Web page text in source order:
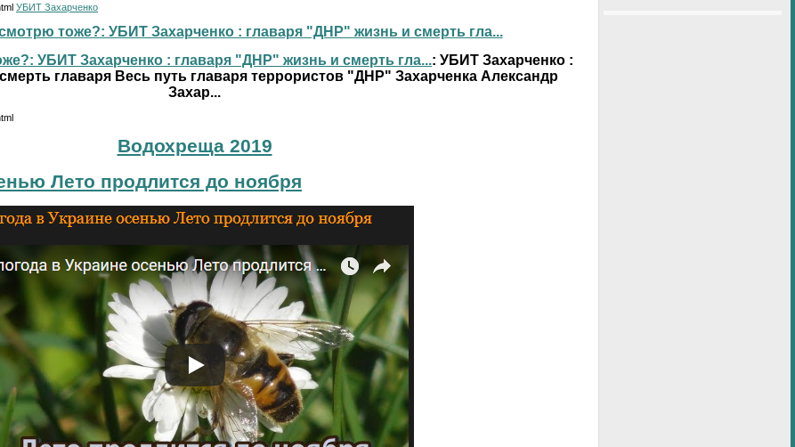
УБИТ Захарченко
тоже?: УБИТ Захарченко : главаря "ДНР" жизнь и смерть гла...
УБИТ Захарченко : главаря "ДНР" жизнь и смерть гла...: УБИТ Захарченко :
главаря Весь путь главаря террористов "ДНР" Захарченка Александр
Захар...
Водохреща 2019
Лето продлится до ноября